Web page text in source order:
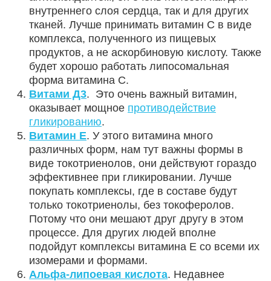
внутреннего слоя сердца, так и для других
тканей. Лучше принимать витамин С в виде
комплекса, полученного из пищевых
продуктов, а не аскорбиновую кислоту. Также
будет хорошо работать липосомальная
форма витамина С.
Витами Д3. Это очень важный витамин,
оказывает мощное противодействие
гликированию.
Витамин Е. У этого витамина много
различных форм, нам тут важны формы в
виде токотриенолов, они действуют гораздо
эффективнее при гликировании. Лучше
покупать комплексы, где в составе будут
только токотриенолы, без токоферолов.
Потому что они мешают друг другу в этом
процессе. Для других людей вполне
подойдут комплексы витамина Е со всеми их
изомерами и формами.
Альфа-липоевая кислота. Недавнее